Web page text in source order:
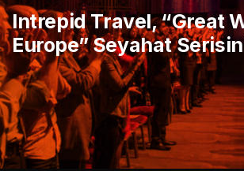
Intrepid Travel, “Great
Europe” Seyahat